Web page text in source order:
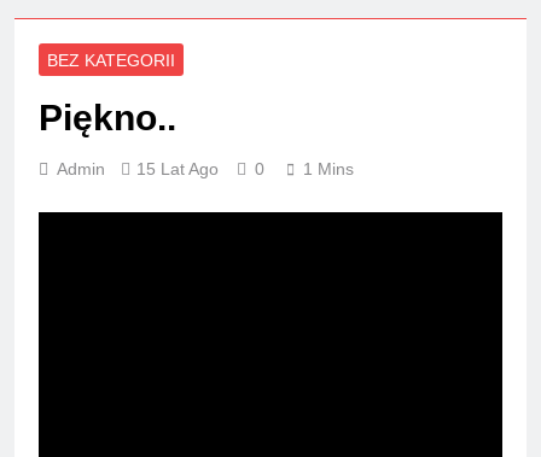
BEZ KATEGORII
Piękno..
Admin 15 Lat Ago 0 1 Mins